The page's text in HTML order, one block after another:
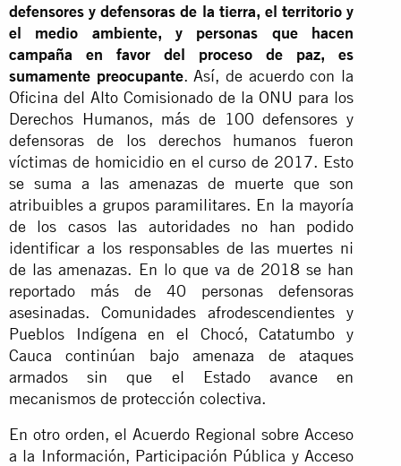
defensores y defensoras de la tierra, el territorio y
el medio ambiente, y personas que hacen
campaña en favor del proceso de paz, es
sumamente preocupante. Así, de acuerdo con la
Oficina del Alto Comisionado de la ONU para los
Derechos Humanos, más de 100 defensores y
defensoras de los derechos humanos fueron
víctimas de homicidio en el curso de 2017. Esto
se suma a las amenazas de muerte que son
atribuibles a grupos paramilitares. En la mayoría
de los casos las autoridades no han podido
identificar a los responsables de las muertes ni
de las amenazas. En lo que va de 2018 se han
reportado más de 40 personas defensoras
asesinadas. Comunidades afrodescendientes y
Pueblos Indígena en el Chocó, Catatumbo y
Cauca continúan bajo amenaza de ataques
armados sin que el Estado avance en
mecanismos de protección colectiva.
En otro orden, el Acuerdo Regional sobre Acceso
a la Información, Participación Pública y Acceso